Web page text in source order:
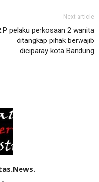
Next article
pelaku perkosaan 2 wanita
ditangkap pihak berwajib
diciparay kota Bandung